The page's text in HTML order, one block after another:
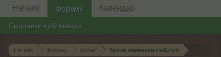
Начало Форуми Архив Архив отминали събития
Начало Форуми
Скорошни публикации
Календар